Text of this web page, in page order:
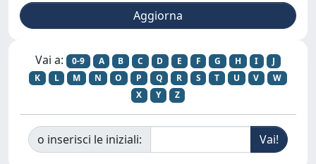
Vai a: 0-9 A B C D E F G H I
J
K
L M N O P Q R S T U V
W
X
Y Z
o inserisci le iniziali: